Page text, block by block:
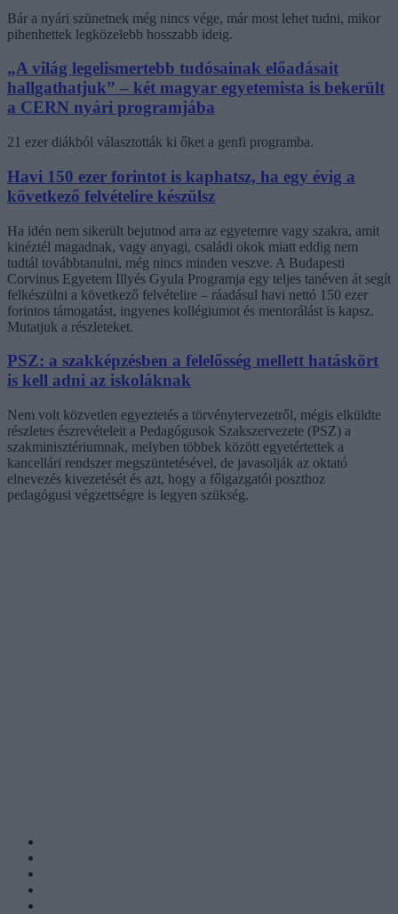
Bár a nyári szünetnek még nincs vége, már most lehet tudni, mikor
pihenhettek legközelebb hosszabb ideig.
„A világ legelismertebb tudósainak előadásait
hallgathatjuk” – két magyar egyetemista is bekerült
a CERN nyári programjába
21 ezer diákból választották ki őket a genfi programba.
Havi 150 ezer forintot is kaphatsz, ha egy évig a
következő felvételire készülsz
Ha idén nem sikerült bejutnod arra az egyetemre vagy szakra, amit
kinéztél magadnak, vagy anyagi, családi okok miatt eddig nem
tudtál továbbtanulni, még nincs minden veszve. A Budapesti
Corvinus Egyetem Illyés Gyula Programja egy teljes tanéven át segít
felkészülni a következő felvételire – ráadásul havi nettó 150 ezer
forintos támogatást, ingyenes kollégiumot és mentorálást is kapsz.
Mutatjuk a részleteket.
PSZ: a szakképzésben a felelősség mellett hatáskört
is kell adni az iskoláknak
Nem volt közvetlen egyeztetés a törvénytervezetről, mégis elküldte
részletes észrevételeit a Pedagógusok Szakszervezete (PSZ) a
szakminisztériumnak, melyben többek között egyetértettek a
kancellári rendszer megszüntetésével, de javasolják az oktató
elnevezés kivezetését és azt, hogy a főigazgatói poszthoz
pedagógusi végzettségre is legyen szükség.